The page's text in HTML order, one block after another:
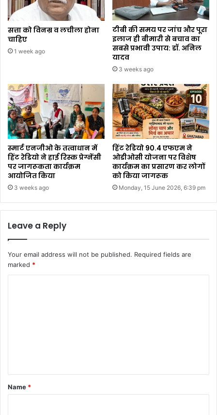
सत्ता को विनम्र व लचीला होना
चाहिए
1 week ago
टीबी की समय पर जांच और पूरा
इलाज ही बीमारी से बचाव का
सबसे प्रभावी उपाय: डॉ. अनिल
यादव
3 weeks ago
स्मार्ट एनजीओ के तत्वाधान में
हिंट रेडियो ने हाई रिस्क प्रेग्नेंसी
पर जागरूकता कार्यक्रम
आयोजित किया
3 weeks ago
हिंट रेडियो 90.4 एफएम ने
ओडीओसी योजना पर विशेष
कार्यक्रम का प्रसारण कर लोगों
को किया जागरूक
Monday, 15 June 2026, 6:39 pm
Leave a Reply
Your email address will not be published. Required fields are
marked *
*
Name *